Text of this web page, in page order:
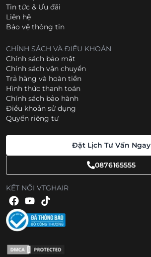
Tin tức & Ưu đãi
Liên hệ
Bảo vệ thông tin
CHÍNH SÁCH VÀ ĐIỀU KHOẢN
Chính sách bảo mật
Chính sách vận chuyển
Trả hàng và hoàn tiền
Hình thức thanh toán
Chính sách bảo hành
Điều khoản sử dụng
Quyền riêng tư
Đặt Lịch Tư Vấn Ngay
0876165555
KẾT NỐI VTGHAIR